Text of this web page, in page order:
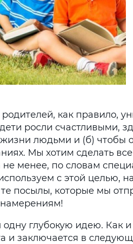
как правило,
росли счастливыми,
людьми и (б) чтобы
Мы хотим сделать
менее, по словам
с этой целью,
те посылы, которые мы
глубокую идею. Как
и заключается в